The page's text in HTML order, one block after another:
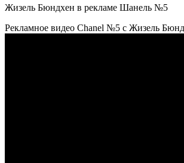
Жизель Бюндхен в рекламе Шанель №5
Рекламное видео Chanel №5 с Жизель